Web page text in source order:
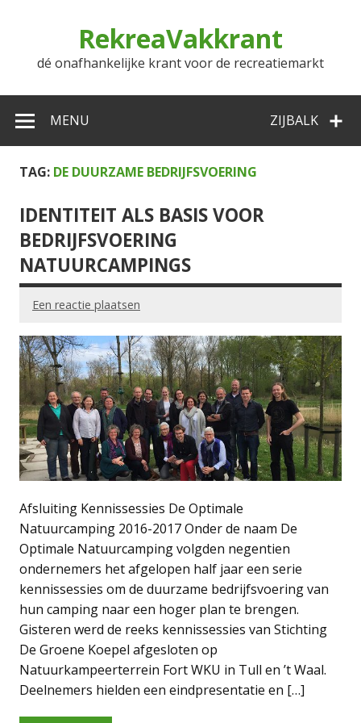
RekreaVakkrant
dé onafhankelijke krant voor de recreatiemarkt
ZIJBALK
MENU
TAG: DE DUURZAME BEDRIJFSVOERING
IDENTITEIT ALS BASIS VOOR
BEDRIJFSVOERING
NATUURCAMPINGS
Een reactie plaatsen
Afsluiting Kennissessies De Optimale
Natuurcamping 2016-2017 Onder de naam De
Optimale Natuurcamping volgden negentien
ondernemers het afgelopen half jaar een serie
kennissessies om de duurzame bedrijfsvoering van
hun camping naar een hoger plan te brengen.
Gisteren werd de reeks kennissessies van Stichting
De Groene Koepel afgesloten op
Natuurkampeerterrein Fort WKU in Tull en ’t Waal.
Deelnemers hielden een eindpresentatie en […]